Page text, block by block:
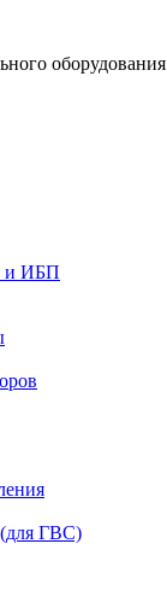
оборудования
и ИБП
ГВС)